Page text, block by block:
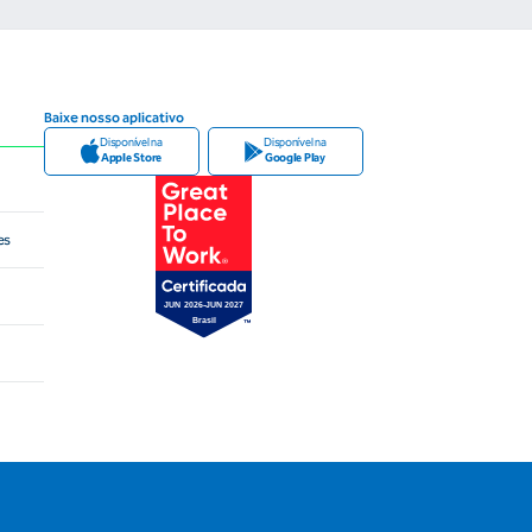
Baixe nosso aplicativo
Disponível na
Apple Store
Disponível na
Google Play